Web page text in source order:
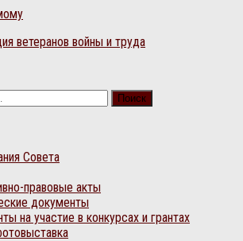
ветеранов войны и труда
Совета
правовые акты
документы
на участие в конкурсах и грантах